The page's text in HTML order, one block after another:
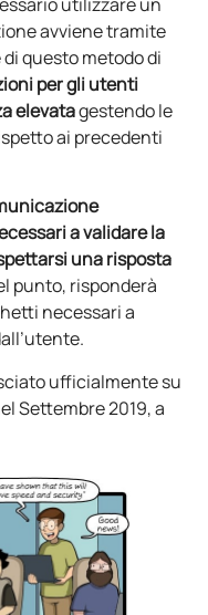
avviene tramite
di questo metodo di
per gli utenti
elevatagestendo le
ai precedenti
a validare la
una risposta
punto, risponderà
necessari a
ufficialmente su
Settembre 2019, a